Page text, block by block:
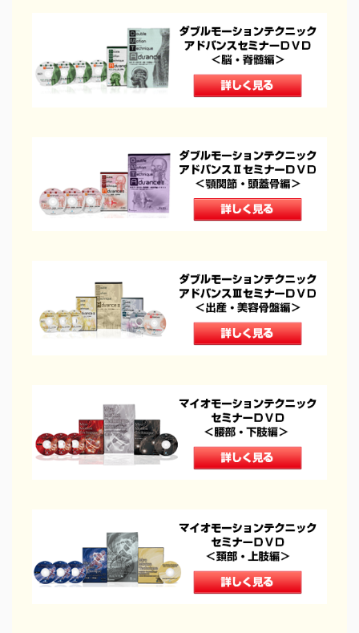
頭・首の手技
肩・背中の手技
足の手技
治療院の経営
コミュニケーション
治療院物販
治療院で物販する